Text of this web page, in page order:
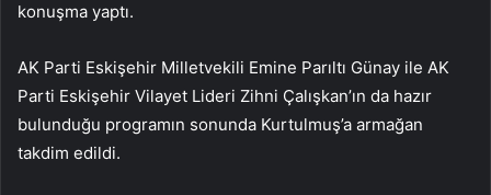
konuşma yaptı.
AK Parti Eskişehir Milletvekili Emine Parıltı Günay ile AK
Parti Eskişehir Vilayet Lideri Zihni Çalışkan’ın da hazır
bulunduğu programın sonunda Kurtulmuş’a armağan
takdim edildi.